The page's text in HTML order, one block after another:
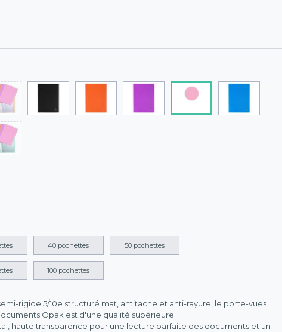
40 pochettes 50 pochettes
100 pochettes
rigide 5/10e structuré mat, antitache et anti-rayure, le porte-vues
Opak est d'une qualité supérieure.
haute transparence pour une lecture parfaite des documents et un